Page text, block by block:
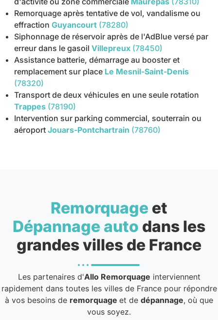
Remorquage après tentative de vol, vandalisme ou
effraction Guyancourt (78280)
Siphonnage de réservoir après de l'AdBlue versé par
erreur dans le gasoil Villepreux (78450)
Assistance batterie, démarrage au booster et
remplacement sur place Le Mesnil-Saint-Denis
(78320)
Transport de deux véhicules en une seule rotation
Trappes (78190)
Intervention sur parking commercial, souterrain ou
aéroport Jouars-Pontchartrain (78760)
Remorquage et
Dépannage auto dans les
grandes villes de France
Les partenaires d'Allo Remorquage interviennent
rapidement dans toutes les villes de France pour répondre
à vos besoins de remorquage et de dépannage, où que
vous soyez.